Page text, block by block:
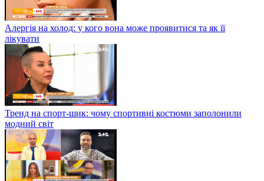
Алергія на холод: у кого вона може проявитися та як її
лікувати
Тренд на спорт-шик: чому спортивні костюми заполонили
модний світ